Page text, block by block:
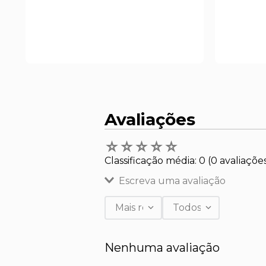
Avaliações
☆☆☆☆☆
Classificação média: 0 (0
Escreva uma avaliação
Título
Mais recentesTodos
Nenhuma avaliação